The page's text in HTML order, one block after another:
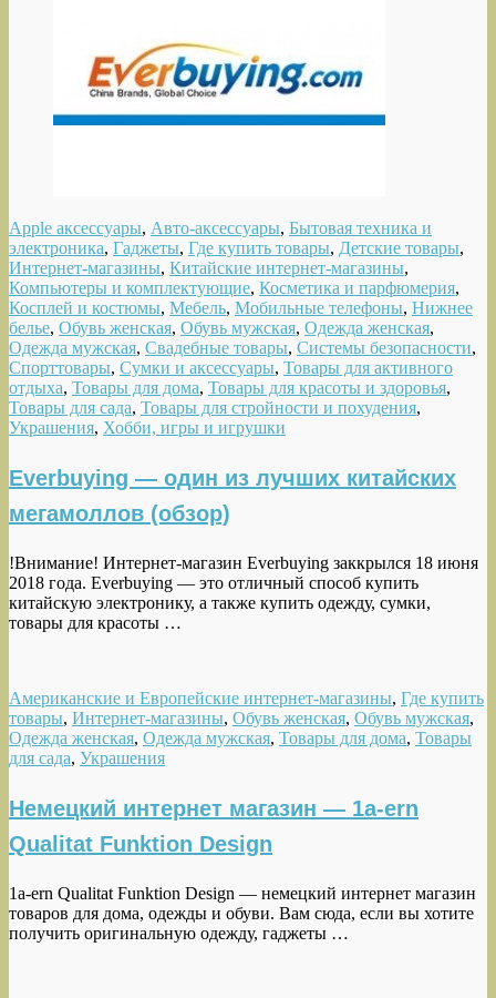
Apple аксессуары, Авто-аксессуары, Бытовая техника и
электроника, Гаджеты, Где купить товары, Детские товары,
Интернет-магазины, Китайские интернет-магазины,
Компьютеры и комплектующие, Косметика и парфюмерия,
Косплей и костюмы, Мебель, Мобильные телефоны, Нижнее
белье, Обувь женская, Обувь мужская, Одежда женская,
Одежда мужская, Свадебные товары, Системы безопасности,
Спорттовары, Сумки и аксессуары, Товары для активного
отдыха, Товары для дома, Товары для красоты и здоровья,
Товары для сада, Товары для стройности и похудения,
Украшения, Хобби, игры и игрушки
Everbuying — один из лучших китайских
мегамоллов (обзор)
!Внимание! Интернет-магазин Everbuying заккрылся 18 июня
2018 года. Everbuying — это отличный способ купить
китайскую электронику, а также купить одежду, сумки,
товары для красоты …
Американские и Европейские интернет-магазины, Где купить
товары, Интернет-магазины, Обувь женская, Обувь мужская,
Одежда женская, Одежда мужская, Товары для дома, Товары
для сада, Украшения
Немецкий интернет магазин — 1a-ern
Qualitat Funktion Design
1a-ern Qualitat Funktion Design — немецкий интернет магазин
товаров для дома, одежды и обуви. Вам сюда, если вы хотите
получить оригинальную одежду, гаджеты …